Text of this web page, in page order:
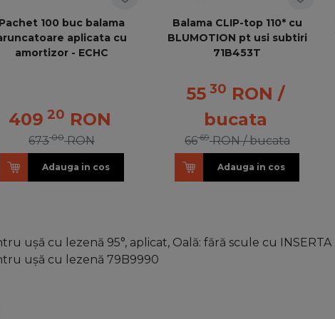
Pachet 100 buc balama
aplicata cu
amortizor - ECHC
409 20 RON
67300 RON
Adauga in cos
Balama CLIP-top 110* cu
BLUMOTION pt usi subtiri
71B453T
55 30 RON /
bucata
6669 RON / bucata
Adauga in cos
uşă cu lezenă 95°, aplicat, Oală: fără scule cu INSERTA
uşă cu lezenă 79B9990